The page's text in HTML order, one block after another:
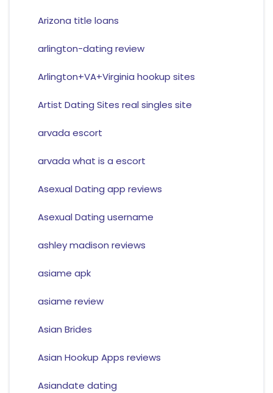
Arizona title loans
arlington-dating review
Arlington+VA+Virginia hookup sites
Artist Dating Sites real singles site
arvada escort
arvada what is a escort
Asexual Dating app reviews
Asexual Dating username
ashley madison reviews
asiame apk
asiame review
Asian Brides
Asian Hookup Apps reviews
Asiandate dating